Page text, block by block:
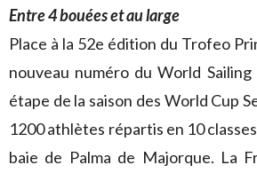
Entre 4 bouées et au large
Place à la 52e édition du Trofeo
nouveau numéro du World Sailing
étape de la saison des World Cup
1200 athlètes répartis en 10
baie de Palma de Majorque. La